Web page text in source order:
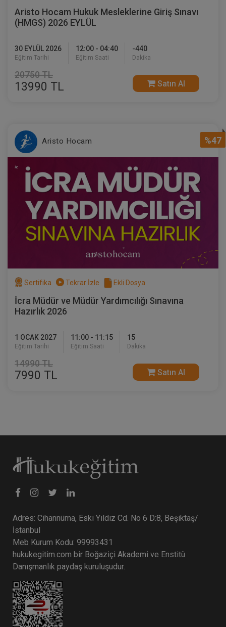
Aristo Hocam Hukuk Mesleklerine Giriş Sınavı
(HMGS) 2026 EYLÜL
30 EYLÜL 2026
Eğitim Tarihi
12:00 - 04:40
Eğitim Saati
-440
Dakika
20750 TL
13990 TL Satın Al
%47
Aristo Hocam
Sertifika Tekrar İzle Ekli Dosya
İcra Müdür ve Müdür Yardımcılığı Sınavına
Hazırlık 2026
1 OCAK 2027
Eğitim Tarihi
11:00 - 11:15
Eğitim Saati
15
Dakika
14990 TL
7990 TL Satın Al
Adres: Cihannüma, Eski Yıldız Cd. No 6 D:8, Beşiktaş/
İstanbul
Meb Kurum Kodu: 99993431
hukukegitim.com bir Boğaziçi Akademi ve Enstitü
Danışmanlık paydaş kuruluşudur.